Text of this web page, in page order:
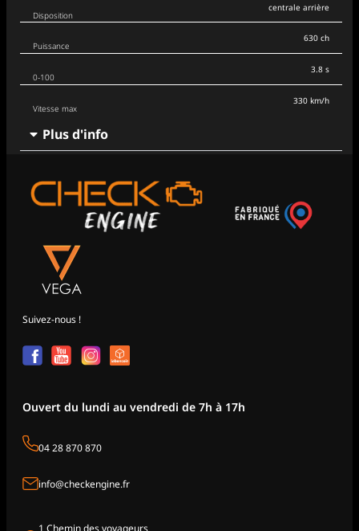
Disposition
centrale arrière
Puissance
0-100
Vitesse max
630 ch
3.8 s
330 km/h
Plus d'info
Suivez-nous !
Ouvert du lundi au vendredi de 7h à 17h
04 28 870 870
info@checkengine.fr
1 Chemin des voyageurs